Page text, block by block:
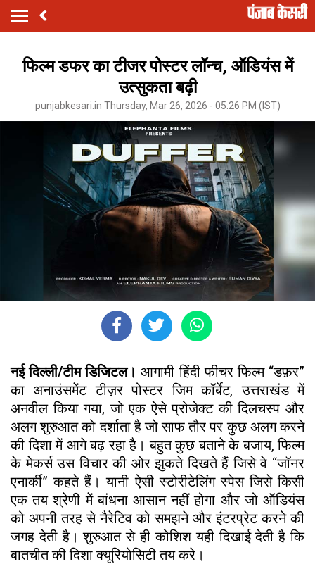
फिल्म डफर का टीजर पोस्टर लॉन्च, ऑडियंस में
उत्सुकता बढ़ी
punjabkesari.in Thursday, Mar 26, 2026 - 05:26 PM (IST)
नई दिल्ली/टीम डिजिटल।आगामी हिंदी फीचर फिल्म “डफ़र”
का अनाउंसमेंट टीज़र पोस्टर जिम कॉर्बेट, उत्तराखंड में
अनवील किया गया, जो एक ऐसे प्रोजेक्ट की दिलचस्प और
अलग शुरुआत को दर्शाता है जो साफ तौर पर कुछ अलग करने
की दिशा में आगे बढ़ रहा है। बहुत कुछ बताने के बजाय, फिल्म
के मेकर्स उस विचार की ओर झुकते दिखते हैं जिसे वे “जॉनर
एनार्की” कहते हैं। यानी ऐसी स्टोरीटेलिंग स्पेस जिसे किसी
एक तय श्रेणी में बांधना आसान नहीं होगा और जो ऑडियंस
को अपनी तरह से नैरेटिव को समझने और इंटरप्रेट करने की
जगह देती है। शुरुआत से ही कोशिश यही दिखाई देती है कि
बातचीत की दिशा क्यूरियोसिटी तय करे।